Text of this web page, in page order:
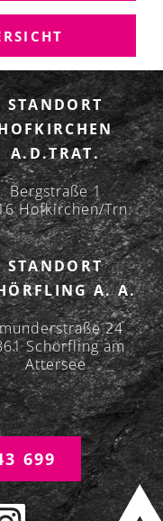
STANDORT
A.D.TRAT.
Bergstraße 1
Hofkirchen/Trn.
STANDORT
A. A.
24
Schörfling am
Attersee
699